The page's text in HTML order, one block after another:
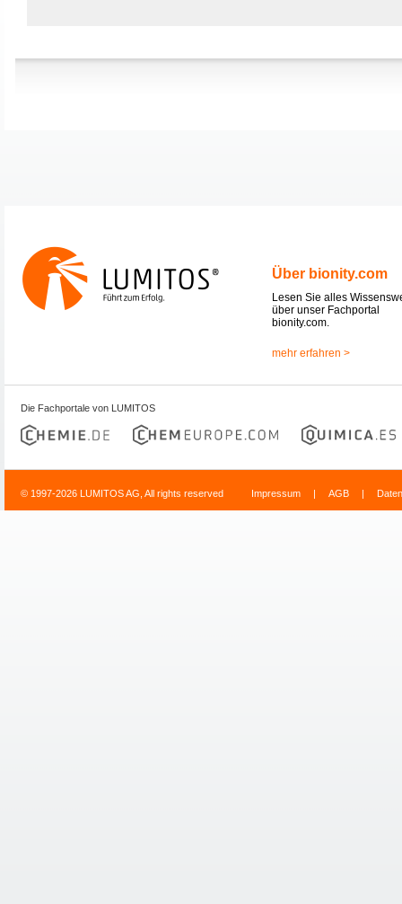
Über bionity.com
Lesen Sie alles
über unser Fachportal
bionity.com.
mehr erfahren >
Die Fachportale von LUMITOS
© 1997-2026 LUMITOS AG, All rights reserved Impressum | AGB |